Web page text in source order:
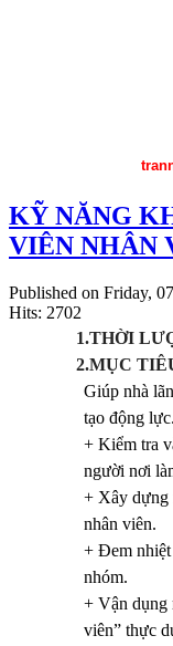
KỸ NĂNG
VIÊN NHÂN
Published on Friday,
Hits: 2702
1.THỜI L
2.MỤC TIÊ
Giúp nhà
tạo động lực.
+ Kiểm tra
người nơi
+ Xây dựng
nhân viên.
+ Đem nhiệt
nhóm.
+ Vận dụng
viên” thực